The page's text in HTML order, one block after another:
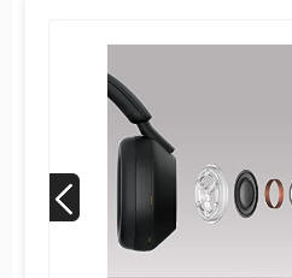
< 249 g, 4KM...